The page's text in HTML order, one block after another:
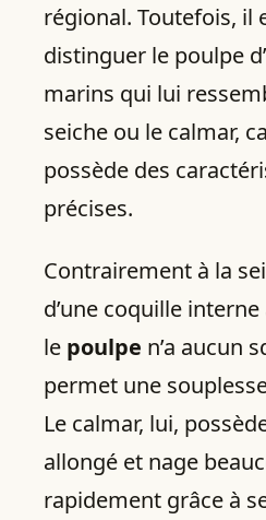
régional. Toutefois, il
distinguer le poulpe
marins qui lui
seiche ou le calmar,
possède des
précises.
Contrairement à la
d’une coquille
le poulpe n’a aucun
permet une
Le calmar, lui,
allongé et nage
rapidement grâce à